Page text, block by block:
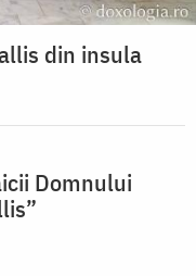
din insula
Domnului